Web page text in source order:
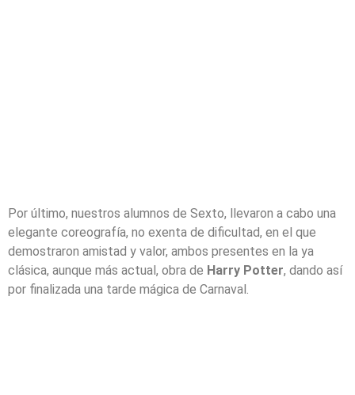
Por último, nuestros alumnos de Sexto, llevaron a cabo una
elegante coreografía, no exenta de dificultad, en el que
demostraron amistad y valor, ambos presentes en la ya
clásica, aunque más actual, obra de Harry Potter, dando así
por finalizada una tarde mágica de Carnaval.